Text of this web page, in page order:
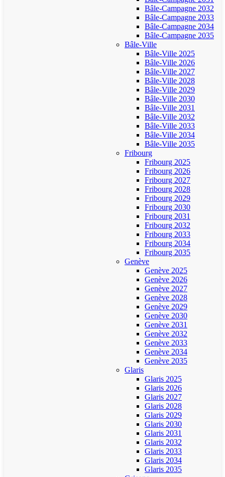
Bâle-Campagne 2032
Bâle-Campagne 2033
Bâle-Campagne 2034
Bâle-Campagne 2035
Bâle-Ville
Bâle-Ville 2025
Bâle-Ville 2026
Bâle-Ville 2027
Bâle-Ville 2028
Bâle-Ville 2029
Bâle-Ville 2030
Bâle-Ville 2031
Bâle-Ville 2032
Bâle-Ville 2033
Bâle-Ville 2034
Bâle-Ville 2035
Fribourg
Fribourg 2025
Fribourg 2026
Fribourg 2027
Fribourg 2028
Fribourg 2029
Fribourg 2030
Fribourg 2031
Fribourg 2032
Fribourg 2033
Fribourg 2034
Fribourg 2035
Genève
Genève 2025
Genève 2026
Genève 2027
Genève 2028
Genève 2029
Genève 2030
Genève 2031
Genève 2032
Genève 2033
Genève 2034
Genève 2035
Glaris
Glaris 2025
Glaris 2026
Glaris 2027
Glaris 2028
Glaris 2029
Glaris 2030
Glaris 2031
Glaris 2032
Glaris 2033
Glaris 2034
Glaris 2035